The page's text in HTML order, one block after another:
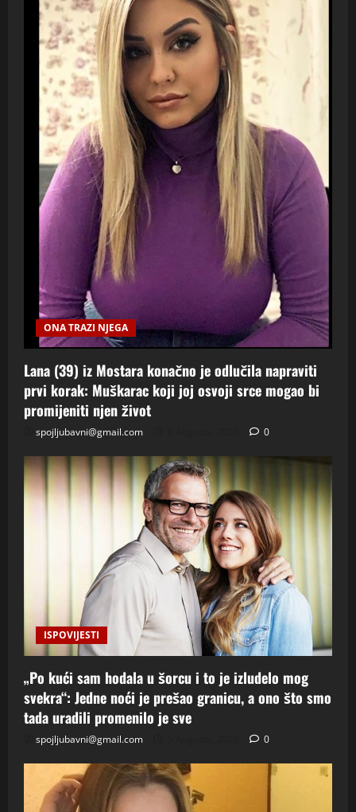
ONA TRAZI NJEGA
Lana (39) iz Mostara konačno je odlučila napraviti
prvi korak: Muškarac koji joj osvoji srce mogao bi
promijeniti njen život
spojljubavni@gmail.com 0
ISPOVIJESTI
„Po kući sam hodala u šorcu i to je izludelo mog
svekra“: Jedne noći je prešao granicu, a ono što smo
tada uradili promenilo je sve
spojljubavni@gmail.com 0